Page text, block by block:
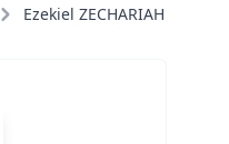
Ezekiel ZECHARIAH